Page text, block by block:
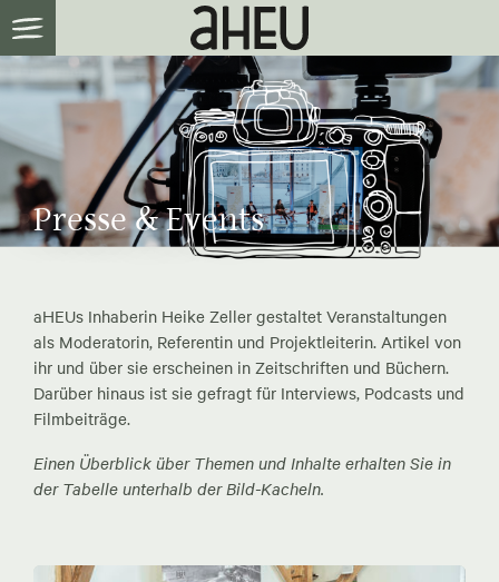
Presse & Events
aHEUs Inhaberin Heike Zeller gestaltet Veranstaltungen
als Moderatorin, Referentin und Projektleiterin. Artikel von
ihr und über sie erscheinen in Zeitschriften und Büchern.
Darüber hinaus ist sie gefragt für Interviews, Podcasts und
Filmbeiträge.
Einen Überblick über Themen und Inhalte erhalten Sie in
der Tabelle unterhalb der Bild-Kacheln.